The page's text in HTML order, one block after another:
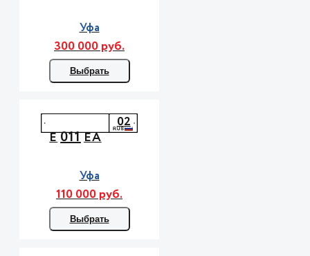
Уфа
300 000 руб.
Выбрать
Е011ЕА
02
Уфа
110 000 руб.
Выбрать